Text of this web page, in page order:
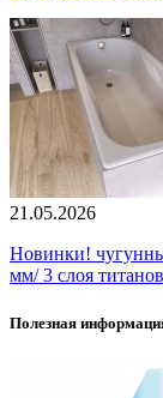
21.05.2026
Новинки!
мм/ 3 слоя
Полезная